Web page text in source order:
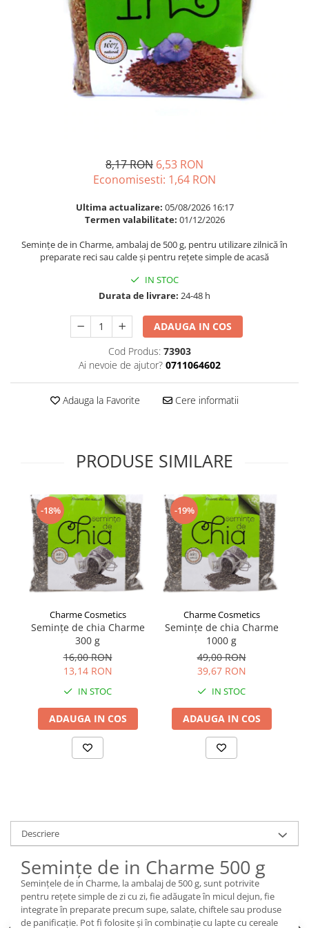
Probiotice si prebiotice
Somn stres si anxietate
Supliment Complexe
Supliment Magneziu
Supliment Vitamina C
Supliment Vitamina D3
Supliment Zinc
Tincturi si Gemoderivate
Tuse gat si respiratie
Balsam masca si tratament
Produse cu SPF Pentru Fata
Repelenti insecte
8,17 RON 6,53 RON
Economisesti: 1,64 RON
Ultima actualizare: 05/08/2026 16:17
Termen valabilitate: 01/12/2026
Semințe de in Charme, ambalaj de 500 g, pentru utilizare zilnică în
preparate reci sau calde și pentru rețete simple de acasă
IN STOC
Durata de livrare: 24-48 h
ADAUGA IN COS
Cod Produs: 73903
Ai nevoie de ajutor? 0711064602
Adauga la Favorite Cere informatii
PRODUSE SIMILARE
-18%
Charme Cosmetics
Semințe de chia Charme
300 g
16,00 RON
13,14 RON
IN STOC
ADAUGA IN COS
-19%
Charme Cosmetics
Semințe de chia Charme
1000 g
49,00 RON
39,67 RON
IN STOC
ADAUGA IN COS
Descriere
Semințe de in Charme 500 g
Semințele de in Charme, la ambalaj de 500 g, sunt potrivite
pentru rețete simple de zi cu zi, fie adăugate în micul dejun, fie
integrate în preparate precum supe, salate, chiftele sau produse
de panificație. Pot fi folosite și în combinație cu lapte cu cereale